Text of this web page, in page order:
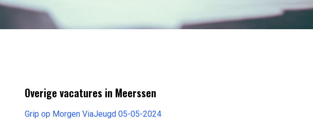
Overige vacatures in Meerssen
Grip op Morgen ViaJeugd 05-05-2024